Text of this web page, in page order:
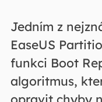
Jedním z
EaseUS
funkci Boot
algoritmus,
opravit chyby